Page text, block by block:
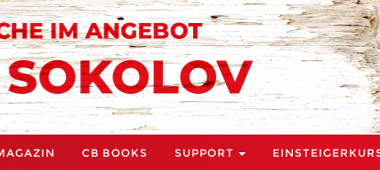
CB BOOKS SUPPORT